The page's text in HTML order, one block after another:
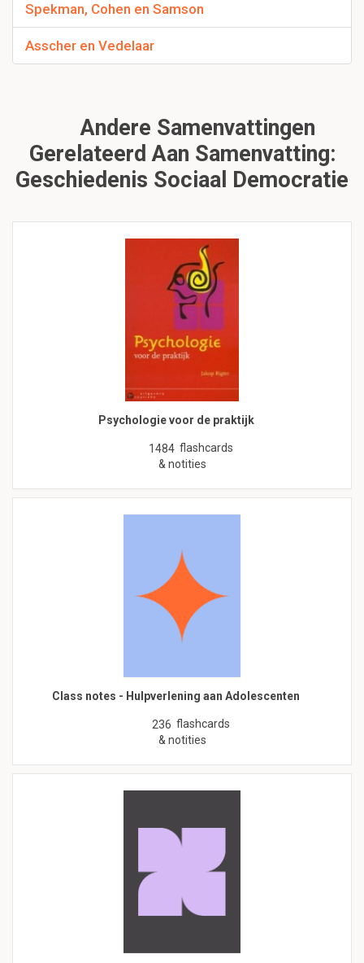
Spekman, Cohen en Samson
Asscher en Vedelaar
Andere Samenvattingen
Gerelateerd Aan Samenvatting:
Geschiedenis Sociaal Democratie
Psychologie voor de praktijk
1484 flashcards
& notities
Class notes - Hulpverlening aan Adolescenten
236 flashcards
& notities